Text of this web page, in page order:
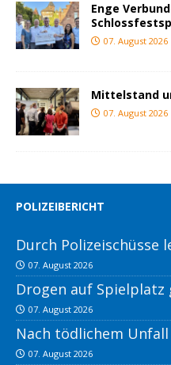
Enge
07. August 2026
Mittelstand
07. August 2026
POLIZEIBERICHT
Durch Polizeischüsse
07. August 2026
Drogen auf Spielplatz
07. August 2026
Nach tödlichem
07. August 2026